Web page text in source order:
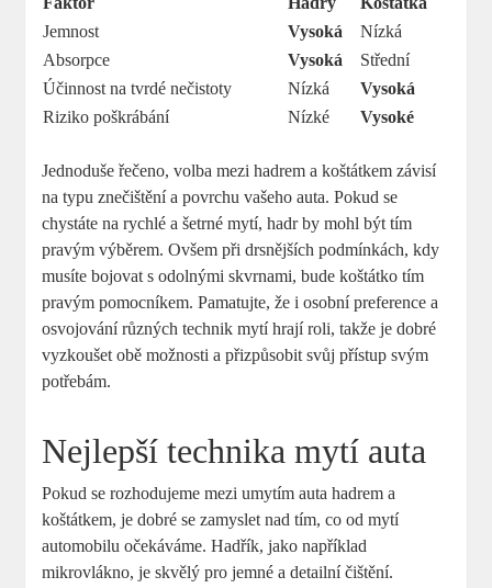
Jemnost
Vysoká
Nízká
Absorpce
Vysoká
Střední
Účinnost na tvrdé nečistoty
Nízká
Vysoká
Riziko poškrábání
Nízké Vysoké
Jednoduše řečeno, volba mezi hadrem a koštátkem závisí
na typu znečištění a povrchu vašeho auta. Pokud se
chystáte na rychlé a šetrné mytí, hadr by mohl být tím
pravým výběrem. Ovšem při drsnějších podmínkách, kdy
musíte bojovat s odolnými skvrnami, bude koštátko tím
pravým pomocníkem. Pamatujte, že i osobní preference a
osvojování různých technik mytí hrají roli, takže je dobré
vyzkoušet obě možnosti a přizpůsobit svůj přístup svým
potřebám.
Nejlepší technika mytí auta
Pokud se rozhodujeme mezi umytím auta hadrem a
koštátkem, je dobré se zamyslet nad tím, co od mytí
automobilu očekáváme. Hadřík, jako například
mikrovlákno, je skvělý pro jemné a detailní čištění.